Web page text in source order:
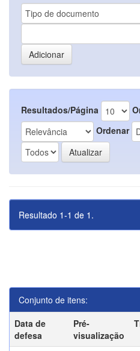
Resultados/Página
Ordenar
Resultado 1-1 de 1.
Conjunto de itens:
Data de
defesa
Pré-
visualização